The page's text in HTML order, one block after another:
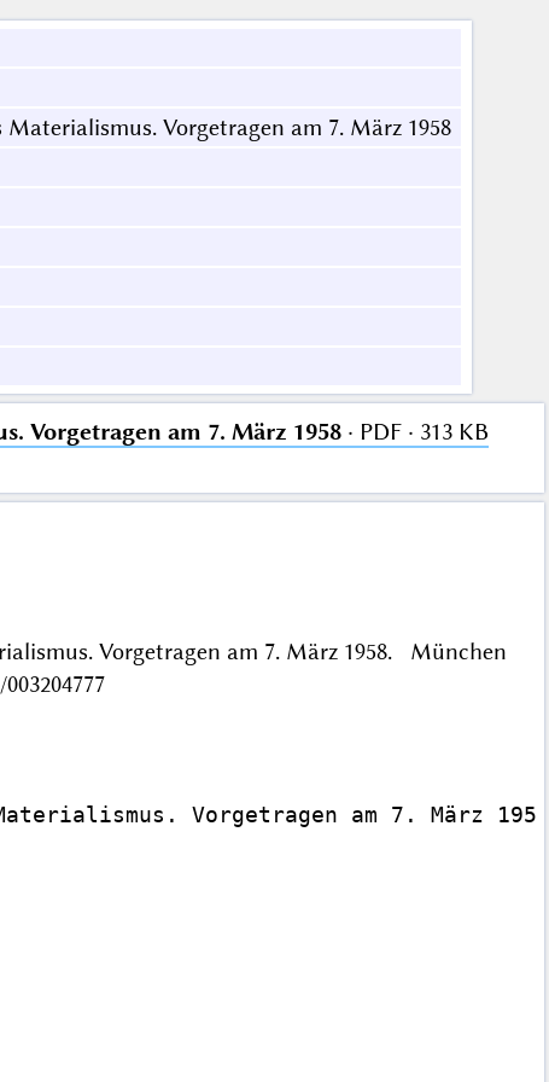
Vorgetragen am 7. März 1958
Vorgetragen am 7. März 1958· PDF · 313 KB
Vorgetragen am 7. März 1958. München
Vorgetragen am 7. März 1958